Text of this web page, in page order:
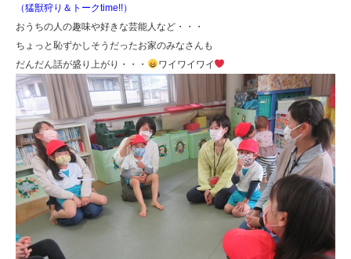
（猛獣狩り＆トークtime!!）
おうちの人の趣味や好きな芸能人など・・・
ちょっと恥ずかしそうだったお家のみなさんも
だんだん話が盛り上がり・・・
ワイワイワイ